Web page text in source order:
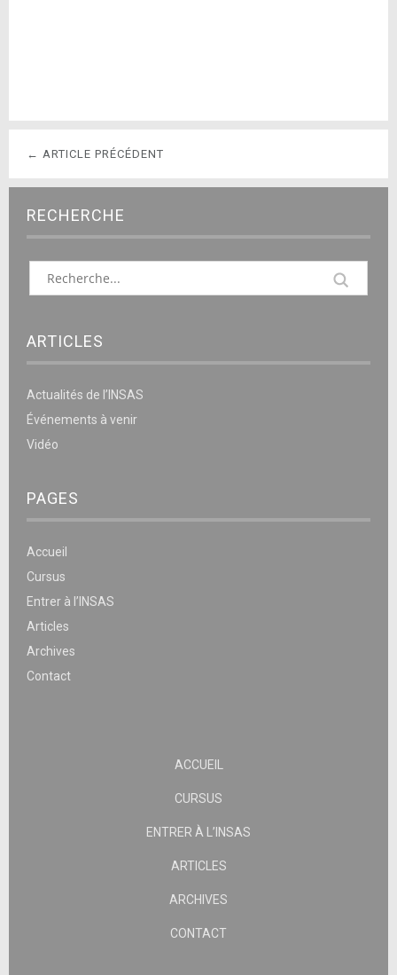
← ARTICLE PRÉCÉDENT
RECHERCHE
ARTICLES
Actualités de l’INSAS
Événements à venir
Vidéo
PAGES
Accueil
Cursus
Entrer à l’INSAS
Articles
Archives
Contact
ACCUEIL
CURSUS
ENTRER À L’INSAS
ARTICLES
ARCHIVES
CONTACT